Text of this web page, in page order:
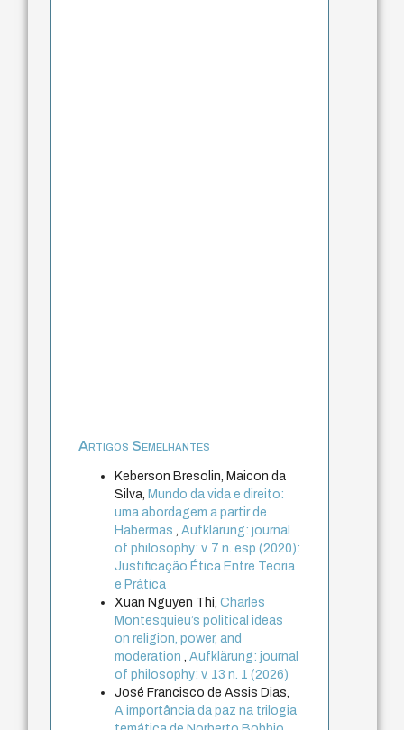
Artigos Semelhantes
Keberson Bresolin, Maicon da
Silva,Mundo da vida e direito:
uma abordagem a partir de
Habermas
,Aufklärung: journal
of philosophy: v. 7 n. esp (2020):
Justificação Ética Entre Teoria
e Prática
Xuan Nguyen Thi,Charles
Montesquieu’s political ideas
on religion, power, and
moderation
,Aufklärung: journal
of philosophy: v. 13 n. 1 (2026)
José Francisco de Assis Dias,
A importância da paz na trilogia